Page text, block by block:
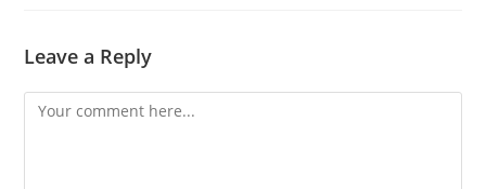
Leave a Reply
Comment